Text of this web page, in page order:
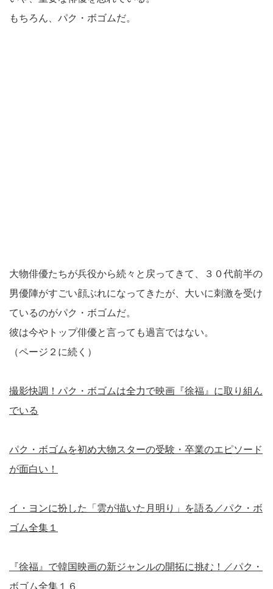
もちろん、パク・ボゴムだ。
大物俳優たちが兵役から続々と戻ってきて、３０代前半の
男優陣がすごい顔ぶれになってきたが、大いに刺激を受け
ているのがパク・ボゴムだ。
彼は今やトップ俳優と言っても過言ではない。
（ページ２に続く）
撮影快調！パク・ボゴムは全力で映画『徐福』に取り組ん
でいる
パク・ボゴムを初め大物スターの受験・卒業のエピソード
が面白い！
イ・ヨンに扮した「雲が描いた月明り」を語る／パク・ボ
ゴム全集１
『徐福』で韓国映画の新ジャンルの開拓に挑む！／パク・
ボゴム全集１６